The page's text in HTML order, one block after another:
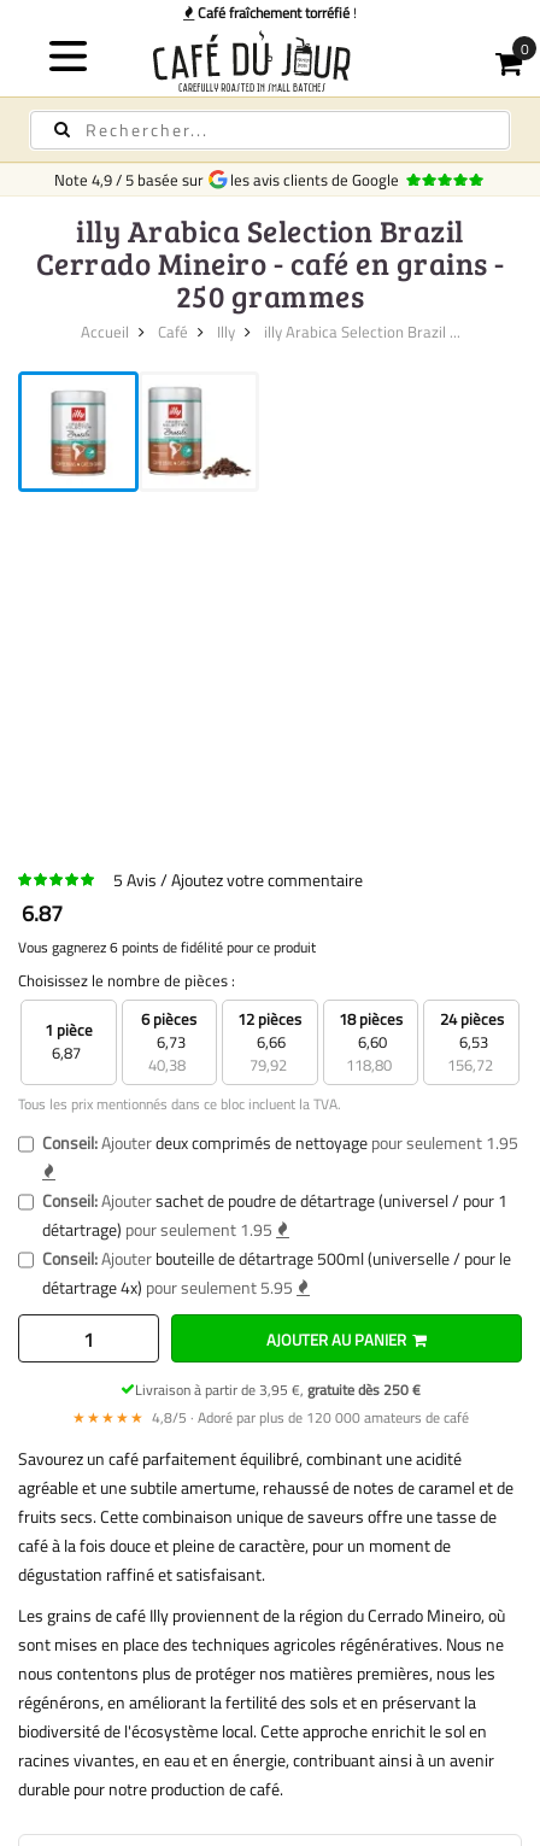
Note 4,9/5 basée sur les avis clients de Google
illy Arabica Selection Brazil
Cerrado Mineiro - café en grains -
250 grammes
Accueil Café Illy illy Arabica Selection Brazil ...
5Avis Ajoutez votre commentaire
6.87
Vous gagnerez 6 points de fidélité pour ce produit
Choisissez le nombre de pièces :
1 pièce
6,87
6 pièces
6,73
40,38
12 pièces
6,66
79,92
18 pièces
6,60
118,80
24 pièces
6,53
156,72
Tous les prix mentionnés dans ce bloc incluent la TVA.
Conseil:Ajouterdeux comprimés de nettoyagepour seulement 1.95
Conseil:Ajoutersachet de poudre de détartrage (universel / pour 1
détartrage) pour seulement 1.95
Conseil:Ajouterbouteille de détartrage 500ml (universelle / pour le
détartrage 4x) pour seulement 5.95
AJOUTER AU PANIER
Livraison à partir de 3,95 €, gratuite dès 250 €
★★★★★ 4,8/5 · Adoré par plus de 120 000 amateurs de café
Savourez un café parfaitement équilibré, combinant une acidité
agréable et une subtile amertume, rehaussé de notes de caramel et de
fruits secs. Cette combinaison unique de saveurs offre une tasse de
café à la fois douce et pleine de caractère, pour un moment de
dégustation raffiné et satisfaisant.
Les grains de café Illy proviennent de la région du Cerrado Mineiro, où
sont mises en place des techniques agricoles régénératives. Nous ne
nous contentons plus de protéger nos matières premières, nous les
régénérons, en améliorant la fertilité des sols et en préservant la
biodiversité de l'écosystème local. Cette approche enrichit le sol en
racines vivantes, en eau et en énergie, contribuant ainsi à un avenir
durable pour notre production de café.